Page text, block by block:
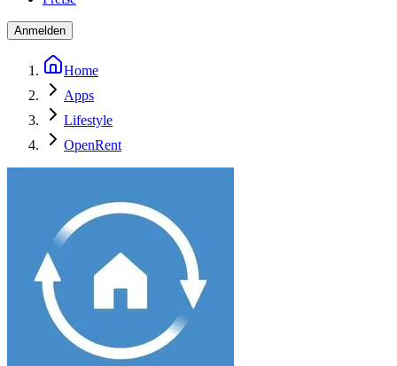
Anmelden
Home
Apps
Lifestyle
OpenRent